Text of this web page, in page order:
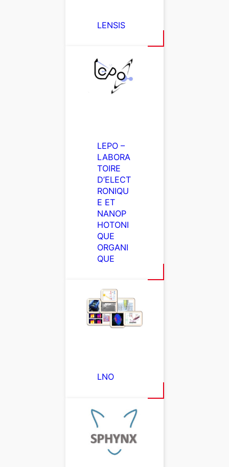
LENSIS
LEPO –
LABORA
TOIRE
D’ELECT
RONIQU
E ET
NANOP
HOTONI
QUE
ORGANI
QUE
LNO